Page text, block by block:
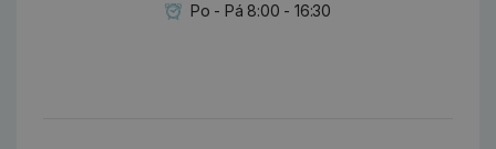
Po - Pá 8:00 - 16:30